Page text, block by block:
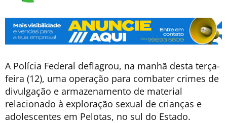
A Polícia Federal deflagrou, na manhã desta terça-
feira (12), uma operação para combater crimes de
divulgação e armazenamento de material
relacionado à exploração sexual de crianças e
adolescentes em Pelotas, no sul do Estado.